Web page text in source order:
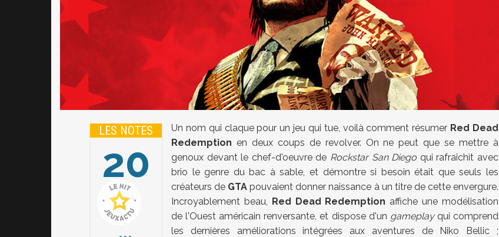
LES NOTES
20
20
Un nom qui claque pour un jeu qui tue, voilà comment résumer Red Dead
Redemption en deux coups de revolver. On ne peut que se mettre à
genoux devant le chef-d'oeuvre de Rockstar San Diego qui rafraîchit avec
brio le genre du bac à sable, et démontre si besoin était que seuls les
créateurs de GTA pouvaient donner naissance à un titre de cette envergure.
Incroyablement beau, Red Dead Redemption affiche une modélisation
de l'Ouest américain renversante, et dispose d'un gameplayqui comprend
les dernières améliorations intégrées aux aventures de Niko Bellic ;